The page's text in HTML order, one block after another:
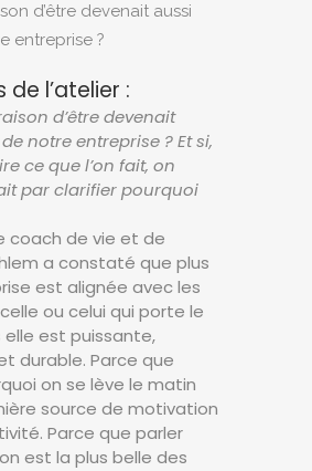
d’être devenait aussi
entreprise ?
l’atelier :
d’être devenait
notre entreprise ? Et si,
ce que l’on fait, on
par clarifier pourquoi
coach de vie et de
a constaté que plus
est alignée avec les
ou celui qui porte le
elle est puissante,
durable. Parce que
on se lève le matin
source de motivation
Parce que parler
est la plus belle des